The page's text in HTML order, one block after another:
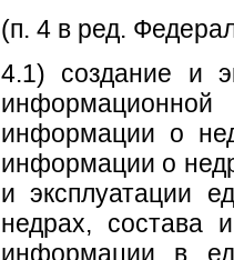
(п. 4 в ред.
4.1) создание и
информации о
информации о
и эксплуатации
недрах, состава
информации в